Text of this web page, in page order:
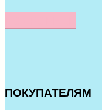
ПОКУПАТЕЛЯМ